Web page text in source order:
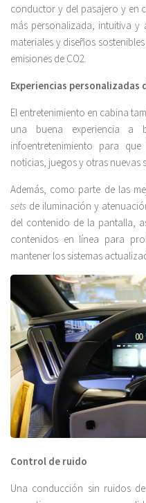
conductor y del pasajero y en
más personalizada, intuitiva y
materiales y diseños
emisiones de CO2.
Experiencias
El entretenimiento en cabina
una buena experiencia a
infoentretenimiento para
noticias, juegos y otras nuevas
Además, como parte de las
sets de iluminación y
del contenido de la pantalla,
contenidos en línea para
mantener los sistemas
Control de ruido
Una conducción sin ruidos